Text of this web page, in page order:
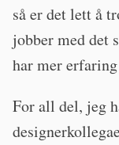
så er det lett å
jobber med det
har mer
For all del, jeg